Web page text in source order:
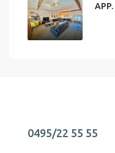
APP.
0495/22 55 55